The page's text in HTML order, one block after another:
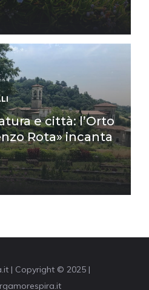
e città: l’Orto
Rota» incanta
| Copyright © 2025 |